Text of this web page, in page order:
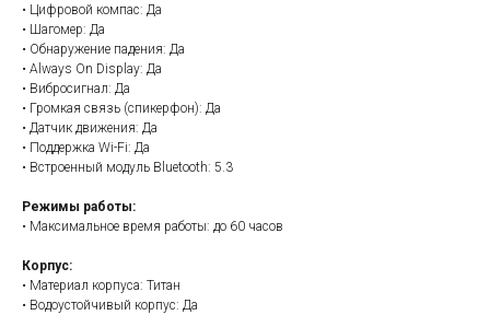
• Цифровой компас: Да
• Шагомер: Да
• Обнаружение падения: Да
• Always On Display: Да
• Вибросигнал: Да
• Громкая связь (спикерфон): Да
• Датчик движения: Да
• Поддержка Wi-Fi: Да
• Встроенный модуль Bluetooth: 5.3
Режимы работы:
• Максимальное время работы: до 60 часов
Корпус:
• Материал корпуса: Титан
• Водоустойчивый корпус: Да